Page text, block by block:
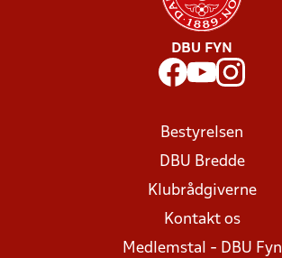
DBU FYN
Bestyrelsen
DBU Bredde
Klubrådgiverne
Kontakt os
Medlemstal - DBU Fyn